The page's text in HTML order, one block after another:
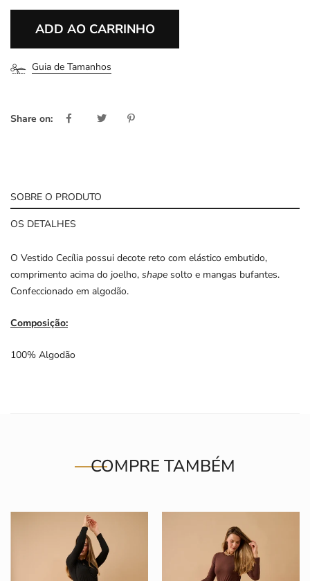
ADD AO CARRINHO
Guia de Tamanhos
Share on:
SOBRE O PRODUTO
OS DETALHES
O Vestido Cecília possui decote reto com elástico embutido,
comprimento acima do joelho, shape solto e mangas bufantes.
Confeccionado em algodão.
Composição:
100% Algodão
COMPRE TAMBÉM